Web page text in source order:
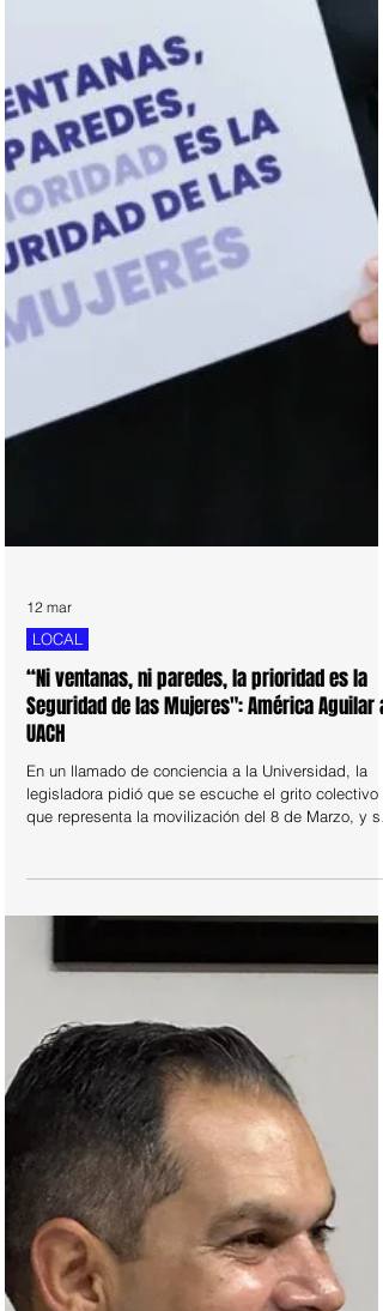
12 mar
LOCAL
“Ni ventanas, ni paredes, la prioridad es la
Seguridad de las Mujeres": América Aguilar a
En un llamado de conciencia a la Universidad, la
que representa la movilización del 8 de Marzo, y se
violencia de género en la escuela, priorizando la